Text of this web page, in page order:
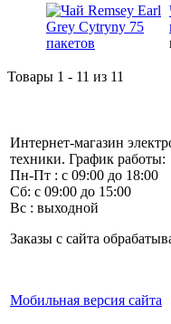
Товары 1 - 11 из 11
Интернет-магазин
техники. График работы:
Пн-Пт : с 09:00 до 18:00
Сб: с 09:00 до 15:00
Вс : выходной
Заказы с сайта
Мобильная версия сайта